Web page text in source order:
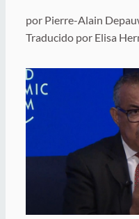
por Pierre-Alain
Traducido por Elisa